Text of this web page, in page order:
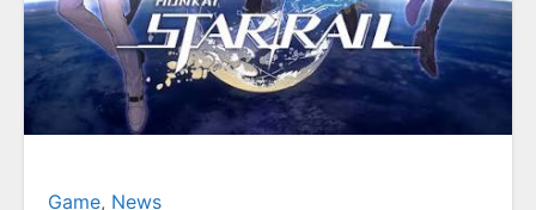
Game, News